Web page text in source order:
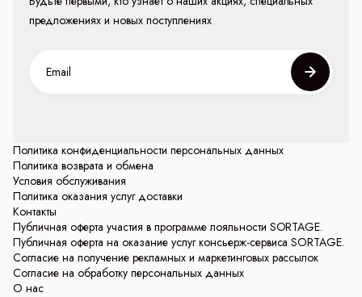
Политика конфиденциальности персональных данных
Политика возврата и обмена
Условия обслуживания
Политика оказания услуг доставки
Контакты
Публичная оферта участия в программе лояльности SORTAGE.
Публичная оферта на оказание услуг консьерж-сервиса SORTAGE.
Согласие на получение рекламных и маркетинговых рассылок
Согласие на обработку персональных данных
О нас
предложениях и новых поступлениях